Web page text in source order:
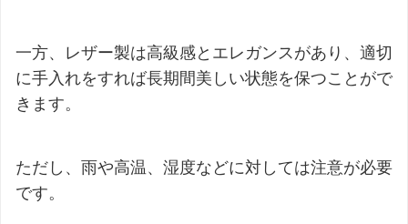
一方、レザー製は高級感とエレガンスがあり、適切
に手入れをすれば長期間美しい状態を保つことがで
きます。
ただし、雨や高温、湿度などに対しては注意が必要
です。